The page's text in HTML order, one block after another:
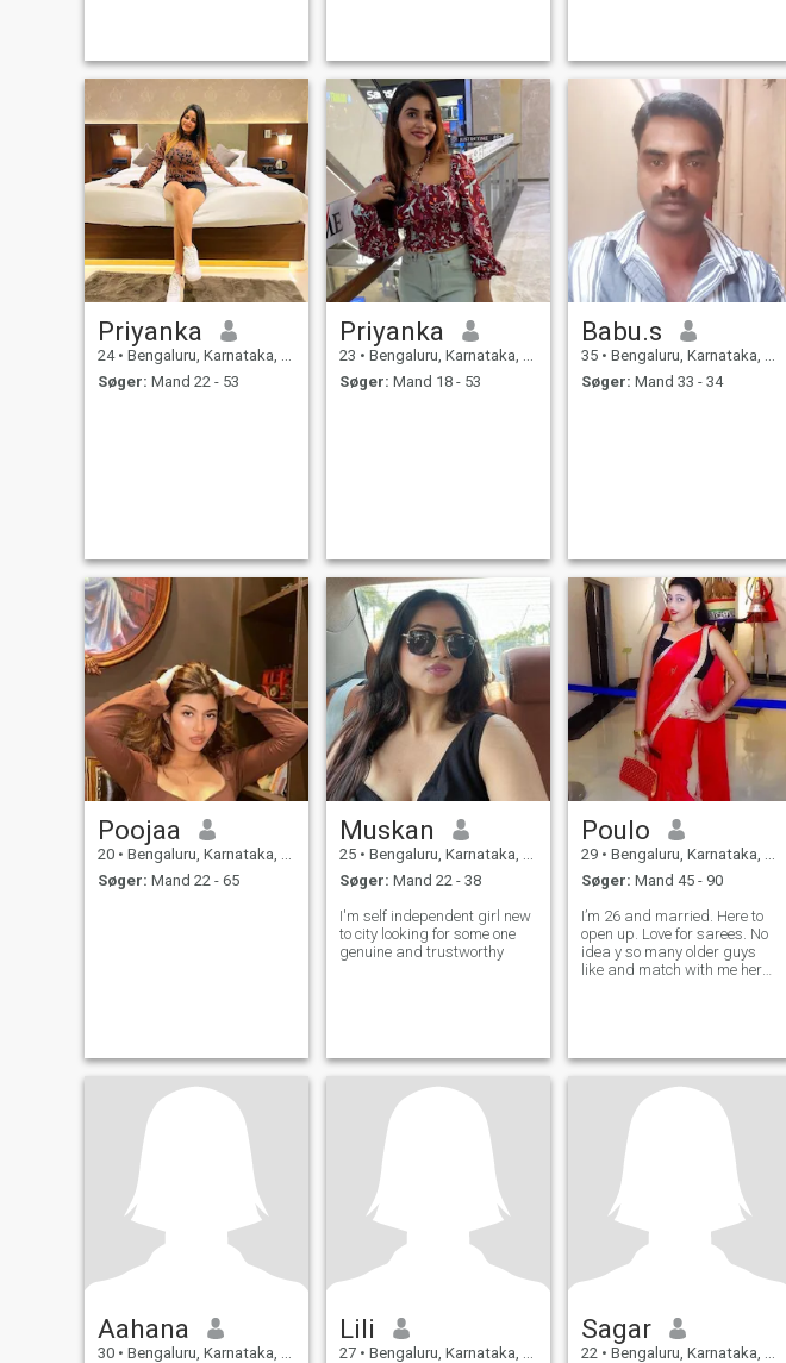
Priyanka
24 • Bengaluru, Karnataka, Indien
Søger: Mand 22 - 53
Priyanka
23 • Bengaluru, Karnataka, Indien
Søger: Mand 18 - 53
Babu.s
35 • Bengaluru, Karnataka, Indien
Søger: Mand 33 - 34
Poojaa
20 • Bengaluru, Karnataka, Indien
Søger: Mand 22 - 65
Muskan
25 • Bengaluru, Karnataka, Indien
Søger: Mand 22 - 38
I'm self independent girl new
to city looking for some one
genuine and trustworthy
Poulo
29 • Bengaluru, Karnataka, Indien
Søger: Mand 45 - 90
I’m 26 and married. Here to
open up. Love for sarees. No
idea y so many older guys
like and match with me here.
Aahana
30 • Bengaluru, Karnataka, Indien
Lili
27 • Bengaluru, Karnataka, Indien
Sagar
22 • Bengaluru, Karnataka, Indien